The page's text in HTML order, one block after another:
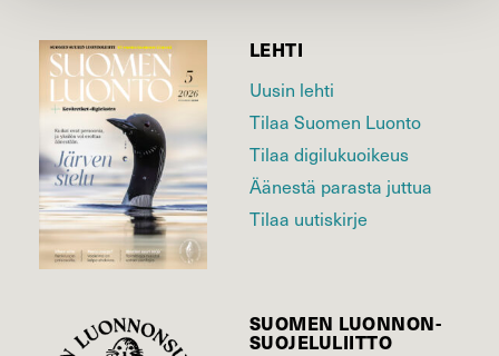
LEHTI
Uusin lehti
Tilaa Suomen Luonto
Tilaa digilukuoikeus
Äänestä parasta juttua
Tilaa uutiskirje
SUOMEN LUONNON­
SUOJELU­LIITTO